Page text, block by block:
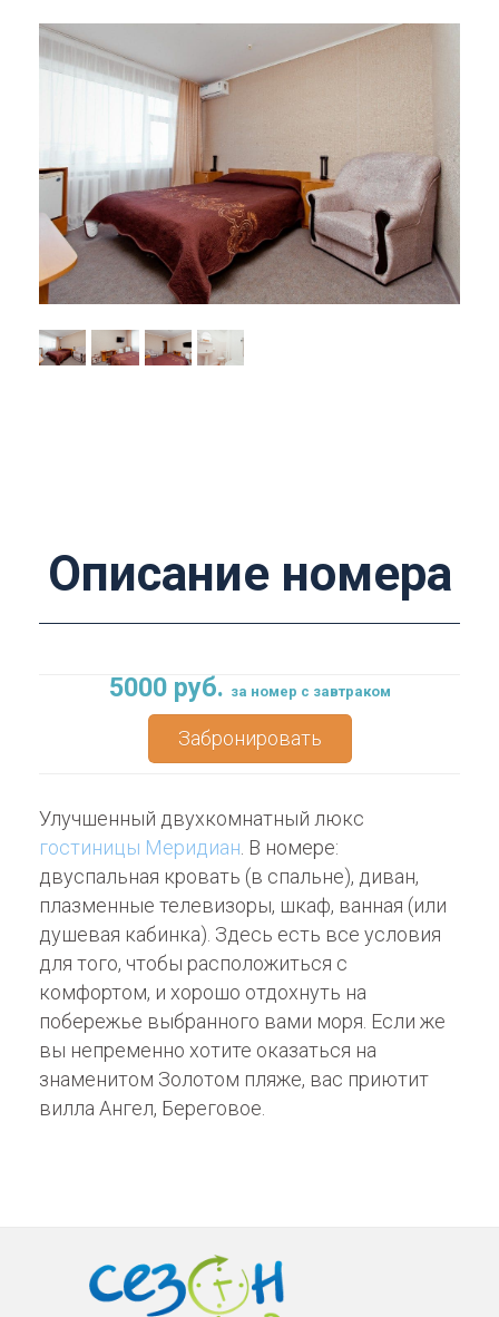
Описание номера
5000 руб. за номер с завтраком
Забронировать
Улучшенный двухкомнатный люкс
гостиницы Меридиан. В номере:
двуспальная кровать (в спальне), диван,
плазменные телевизоры, шкаф, ванная (или
душевая кабинка). Здесь есть все условия
для того, чтобы расположиться с
комфортом, и хорошо отдохнуть на
побережье выбранного вами моря. Если же
вы непременно хотите оказаться на
знаменитом Золотом пляже, вас приютит
вилла Ангел, Береговое.